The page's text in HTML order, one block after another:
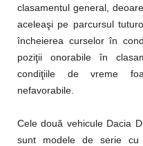
clasamentul general,
aceleaşi pe parcursul
încheierea curselor în
poziţii onorabile în
condiţiile de vreme
nefavorabile.
Cele două vehicule Dacia
sunt modele de serie cu